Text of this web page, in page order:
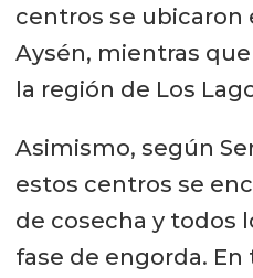
centros se ubicaron
Aysén, mientras
la región de Los
Asimismo, según
estos centros se
de cosecha y todos
fase de engorda.